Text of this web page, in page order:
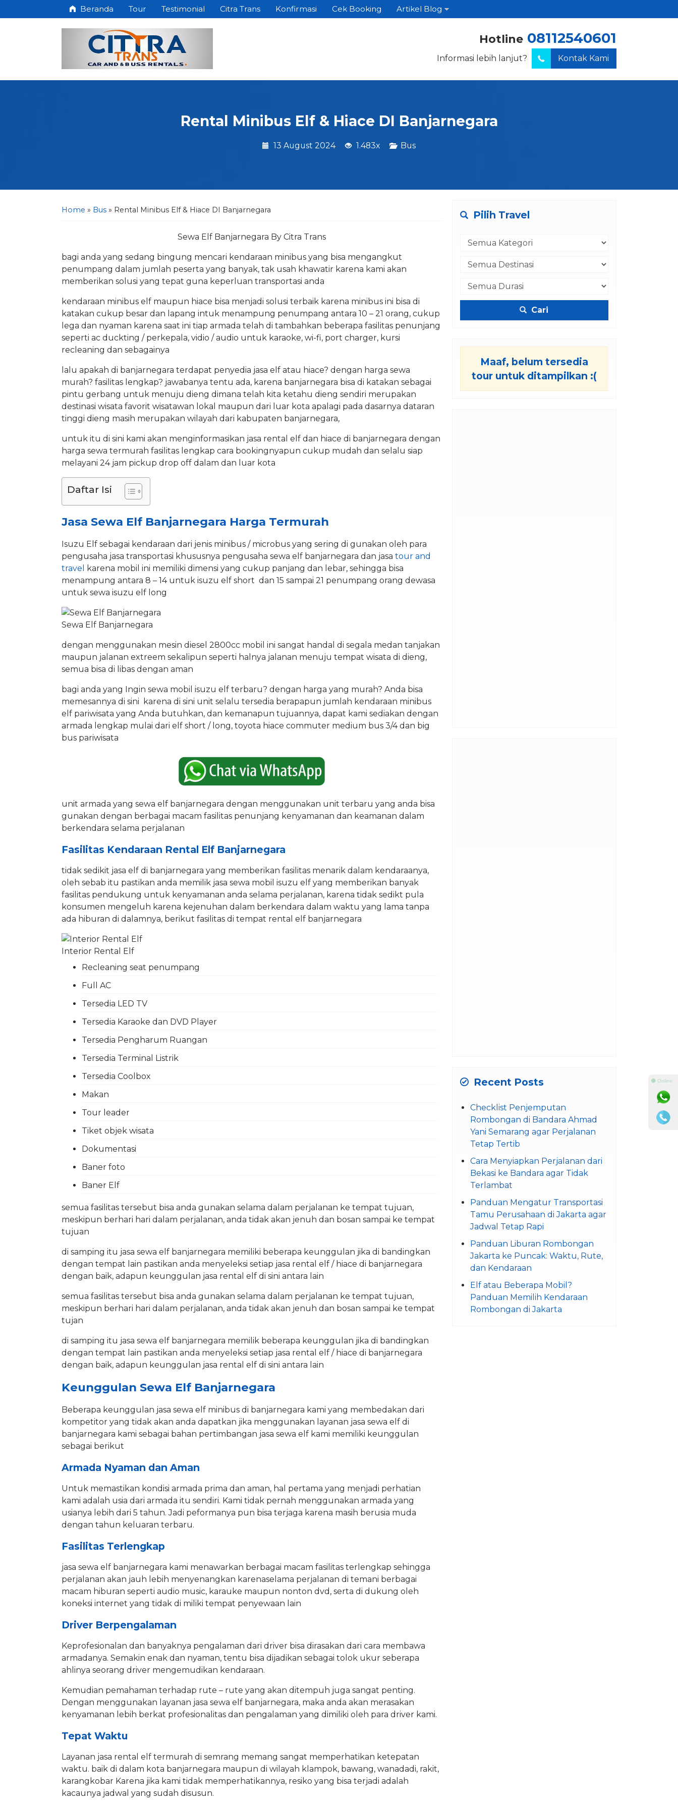
Beranda Tour Testimonial Citra Trans Konfirmasi Cek Booking Artikel Blog
Hotline 08112540601
Informasi lebih lanjut? Kontak Kami
Rental Minibus Elf & Hiace DI Banjarnegara
13 August 2024 1.483x Bus
Home » Bus » Rental Minibus Elf & Hiace DI Banjarnegara
Sewa Elf Banjarnegara By Citra Trans
bagi anda yang sedang bingung mencari kendaraan minibus yang bisa mengangkut
penumpang dalam jumlah peserta yang banyak, tak usah khawatir karena kami akan
memberikan solusi yang tepat guna keperluan transportasi anda
kendaraan minibus elf maupun hiace bisa menjadi solusi terbaik karena minibus ini bisa di
katakan cukup besar dan lapang intuk menampung penumpang antara 10 – 21 orang, cukup
lega dan nyaman karena saat ini tiap armada telah di tambahkan beberapa fasilitas penunjang
seperti ac duckting / perkepala, vidio / audio untuk karaoke, wi-fi, port charger, kursi
recleaning dan sebagainya
lalu apakah di banjarnegara terdapat penyedia jasa elf atau hiace? dengan harga sewa
murah? fasilitas lengkap? jawabanya tentu ada, karena banjarnegara bisa di katakan sebagai
pintu gerbang untuk menuju dieng dimana telah kita ketahu dieng sendiri merupakan
destinasi wisata favorit wisatawan lokal maupun dari luar kota apalagi pada dasarnya dataran
tinggi dieng masih merupakan wilayah dari kabupaten banjarnegara,
untuk itu di sini kami akan menginformasikan jasa rental elf dan hiace di banjarnegara dengan
harga sewa termurah fasilitas lengkap cara bookingnyapun cukup mudah dan selalu siap
melayani 24 jam pickup drop off dalam dan luar kota
Daftar Isi
Jasa Sewa Elf Banjarnegara Harga Termurah
Isuzu Elf sebagai kendaraan dari jenis minibus / microbus yang sering di gunakan oleh para
pengusaha jasa transportasi khususnya pengusaha sewa elf banjarnegara dan jasa tour and
travel
karena mobil ini memiliki dimensi yang cukup panjang dan lebar, sehingga bisa
menampung antara 8 – 14 untuk isuzu elf short dan 15 sampai 21 penumpang orang dewasa
untuk sewa isuzu elf long
Sewa Elf Banjarnegara
dengan menggunakan mesin diesel 2800cc mobil ini sangat handal di segala medan tanjakan
maupun jalanan extreem sekalipun seperti halnya jalanan menuju tempat wisata di dieng,
semua bisa di libas dengan aman
bagi anda yang Ingin sewa mobil isuzu elf terbaru? dengan harga yang murah? Anda bisa
memesannya di sini karena di sini unit selalu tersedia berapapun jumlah kendaraan minibus
elf pariwisata yang Anda butuhkan, dan kemanapun tujuannya, dapat kami sediakan dengan
armada lengkap mulai dari elf short / long, toyota hiace commuter medium bus 3/4 dan big
bus pariwisata
unit armada yang sewa elf banjarnegara dengan menggunakan unit terbaru yang anda bisa
gunakan dengan berbagai macam fasilitas penunjang kenyamanan dan keamanan dalam
berkendara selama perjalanan
Fasilitas Kendaraan Rental Elf Banjarnegara
tidak sedikit jasa elf di banjarnegara yang memberikan fasilitas menarik dalam kendaraanya,
oleh sebab itu pastikan anda memilik jasa sewa mobil isuzu elf yang memberikan banyak
fasilitas pendukung untuk kenyamanan anda selama perjalanan, karena tidak sedikt pula
konsumen mengeluh karena kejenuhan dalam berkendara dalam waktu yang lama tanpa
ada hiburan di dalamnya, berikut fasilitas di tempat rental elf banjarnegara
Interior Rental Elf
Recleaning seat penumpang
Full AC
Tersedia LED TV
Tersedia Karaoke dan DVD Player
Tersedia Pengharum Ruangan
Tersedia Terminal Listrik
Tersedia Coolbox
Makan
Tour leader
Tiket objek wisata
Dokumentasi
Baner foto
Baner Elf
semua fasilitas tersebut bisa anda gunakan selama dalam perjalanan ke tempat tujuan,
meskipun berhari hari dalam perjalanan, anda tidak akan jenuh dan bosan sampai ke tempat
tujuan
di samping itu jasa sewa elf banjarnegara memiliki beberapa keunggulan jika di bandingkan
dengan tempat lain pastikan anda menyeleksi setiap jasa rental elf / hiace di banjarnegara
dengan baik, adapun keunggulan jasa rental elf di sini antara lain
semua fasilitas tersebut bisa anda gunakan selama dalam perjalanan ke tempat tujuan,
meskipun berhari hari dalam perjalanan, anda tidak akan jenuh dan bosan sampai ke tempat
tujan
di samping itu jasa sewa elf banjarnegara memilik beberapa keunggulan jika di bandingkan
dengan tempat lain pastikan anda menyeleksi setiap jasa rental elf / hiace di banjarnegara
dengan baik, adapun keunggulan jasa rental elf di sini antara lain
Keunggulan Sewa Elf Banjarnegara
Beberapa keunggulan jasa sewa elf minibus di banjarnegara kami yang membedakan dari
kompetitor yang tidak akan anda dapatkan jika menggunakan layanan jasa sewa elf di
banjarnegara kami sebagai bahan pertimbangan jasa sewa elf kami memiliki keunggulan
sebagai berikut
Armada Nyaman dan Aman
Untuk memastikan kondisi armada prima dan aman, hal pertama yang menjadi perhatian
kami adalah usia dari armada itu sendiri. Kami tidak pernah menggunakan armada yang
usianya lebih dari 5 tahun. Jadi peformanya pun bisa terjaga karena masih berusia muda
dengan tahun keluaran terbaru.
Fasilitas Terlengkap
jasa sewa elf banjarnegara kami menawarkan berbagai macam fasilitas terlengkap sehingga
perjalanan akan jauh lebih menyenangkan karenaselama perjalanan di temani berbagai
macam hiburan seperti audio music, karauke maupun nonton dvd, serta di dukung oleh
koneksi internet yang tidak di miliki tempat penyewaan lain
Driver Berpengalaman
Keprofesionalan dan banyaknya pengalaman dari driver bisa dirasakan dari cara membawa
armadanya. Semakin enak dan nyaman, tentu bisa dijadikan sebagai tolok ukur seberapa
ahlinya seorang driver mengemudikan kendaraan.
Kemudian pemahaman terhadap rute – rute yang akan ditempuh juga sangat penting.
Dengan menggunakan layanan jasa sewa elf banjarnegara, maka anda akan merasakan
kenyamanan lebih berkat profesionalitas dan pengalaman yang dimiliki oleh para driver kami.
Tepat Waktu
Layanan jasa rental elf termurah di semrang memang sangat memperhatikan ketepatan
waktu. baik di dalam kota banjarnegara maupun di wilayah klampok, bawang, wanadadi, rakit,
karangkobar Karena jika kami tidak memperhatikannya, resiko yang bisa terjadi adalah
kacaunya jadwal yang sudah disusun.
Pilih Travel
Cari
Maaf, belum tersedia
tour untuk ditampilkan :(
Recent Posts
Checklist Penjemputan
Rombongan di Bandara Ahmad
Yani Semarang agar Perjalanan
Tetap Tertib
Cara Menyiapkan Perjalanan dari
Bekasi ke Bandara agar Tidak
Terlambat
Panduan Mengatur Transportasi
Tamu Perusahaan di Jakarta agar
Jadwal Tetap Rapi
Panduan Liburan Rombongan
Jakarta ke Puncak: Waktu, Rute,
dan Kendaraan
Elf atau Beberapa Mobil?
Panduan Memilih Kendaraan
Rombongan di Jakarta
⚫ Online